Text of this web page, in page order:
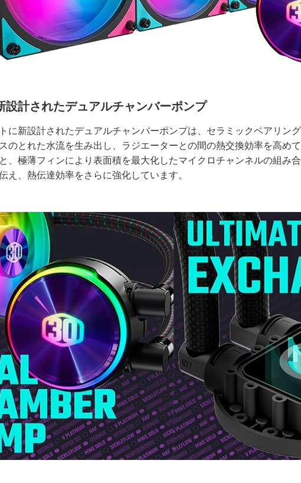
設計されたデュアルチャンバーポンプ
に新設計されたデュアルチャンバーポンプは、セラミックベアリン
のとれた水流を生み出し、ラジエーターとの間の熱交換効率を高め
、極薄フィンにより表面積を最大化したマイクロチャンネルの組み
え、熱伝達効率をさらに強化しています。